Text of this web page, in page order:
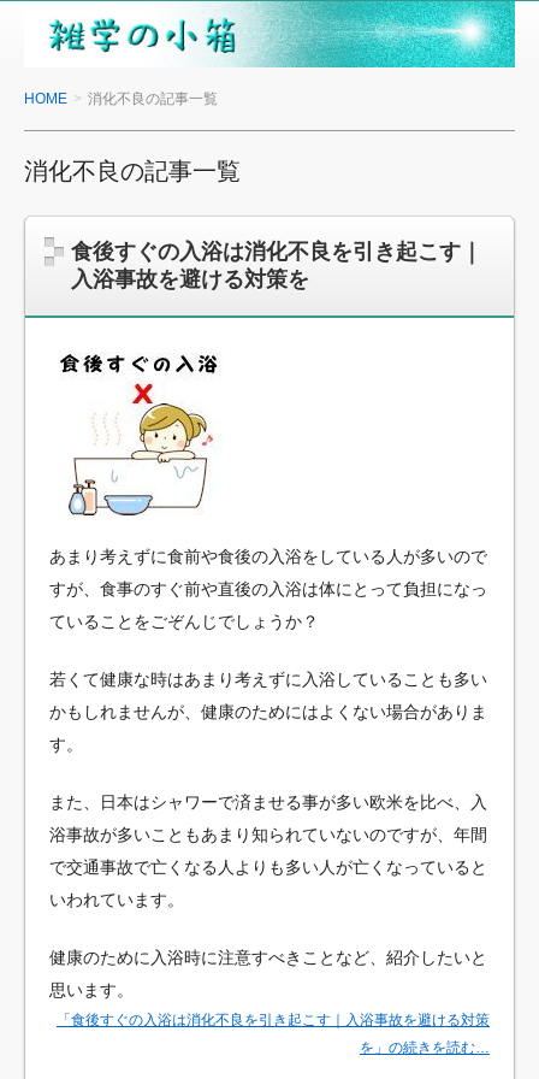
雑
の
小
箱
HOME 消化不良の記事一覧
消化不良の記事一覧
食後すぐの入浴は消化不良を引き起こす｜
入浴事故を避ける対策を
あまり考えずに食前や食後の入浴をしている人が多いので
すが、食事のすぐ前や直後の入浴は体にとって負担になっ
ていることをごぞんじでしょうか？
若くて健康な時はあまり考えずに入浴していることも多い
かもしれませんが、健康のためにはよくない場合がありま
す。
また、日本はシャワーで済ませる事が多い欧米を比べ、入
浴事故が多いこともあまり知られていないのですが、年間
で交通事故で亡くなる人よりも多い人が亡くなっていると
いわれています。
健康のために入浴時に注意すべきことなど、紹介したいと
思います。
「食後すぐの入浴は消化不良を引き起こす｜入浴事故を避ける対策
を」の続きを読む…